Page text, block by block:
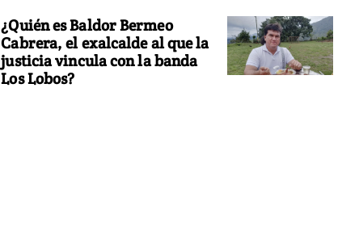
¿Quién es Baldor Bermeo
Cabrera, el exalcalde al que la
justicia vincula con la banda
Los Lobos?